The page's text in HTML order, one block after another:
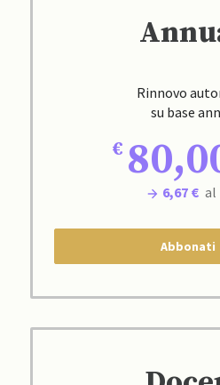
Rinnovo
su base
6,67 € al
Abbonati